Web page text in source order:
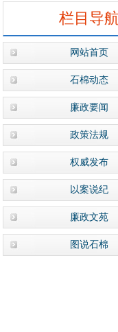
栏目导
网站首页
石棉动态
廉政要闻
政策法规
权威发布
以案说纪
廉政文苑
图说石棉